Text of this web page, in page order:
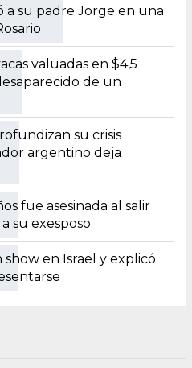
a su padre Jorge en una
valuadas en $4,5
de un
su crisis
argentino deja
fue asesinada al salir
su exesposo
en Israel y explicó